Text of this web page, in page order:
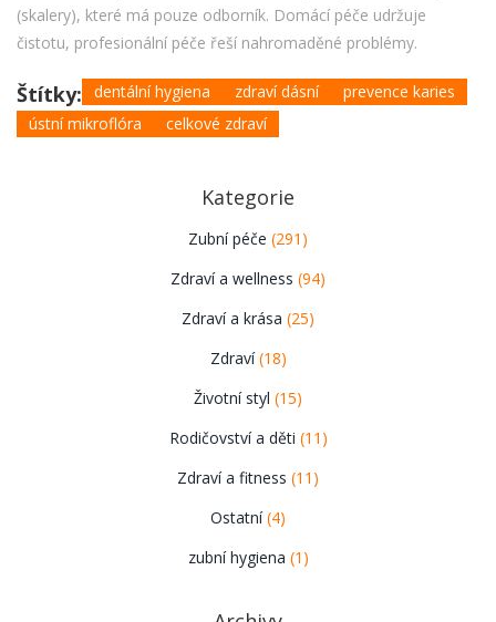
(skalery), které má pouze odborník. Domácí péče udržuje
čistotu, profesionální péče řeší nahromaděné problémy.
Štítky: dentální hygiena zdraví dásní
prevence karies
ústní mikroflóra
celkové zdraví
Kategorie
Zubní péče (291)
Zdraví a wellness (94)
Zdraví a krása (25)
Zdraví(18)
Životní styl (15)
Rodičovství a děti (11)
Zdraví a fitness (11)
Ostatní(4)
zubní hygiena (1)